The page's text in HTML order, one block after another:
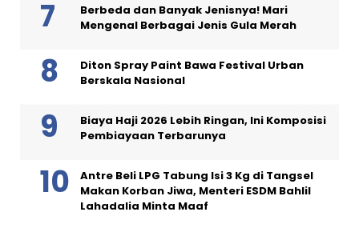
Berbeda dan Banyak Jenisnya! Mari
Mengenal Berbagai Jenis Gula Merah
Diton Spray Paint Bawa Festival Urban
Berskala Nasional
Biaya Haji 2026 Lebih Ringan, Ini Komposisi
Pembiayaan Terbarunya
Antre Beli LPG Tabung Isi 3 Kg di Tangsel
Makan Korban Jiwa, Menteri ESDM Bahlil
Lahadalia Minta Maaf